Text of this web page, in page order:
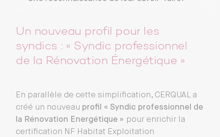
Un nouveau profil pour les
syndics : « Syndic professionnel
de la Rénovation Énergétique »
En parallèle de cette simplification, CERQUAL a
créé un nouveau profil « Syndic professionnel de
la Rénovation Energétique » pour enrichir la
certification NF Habitat Exploitation